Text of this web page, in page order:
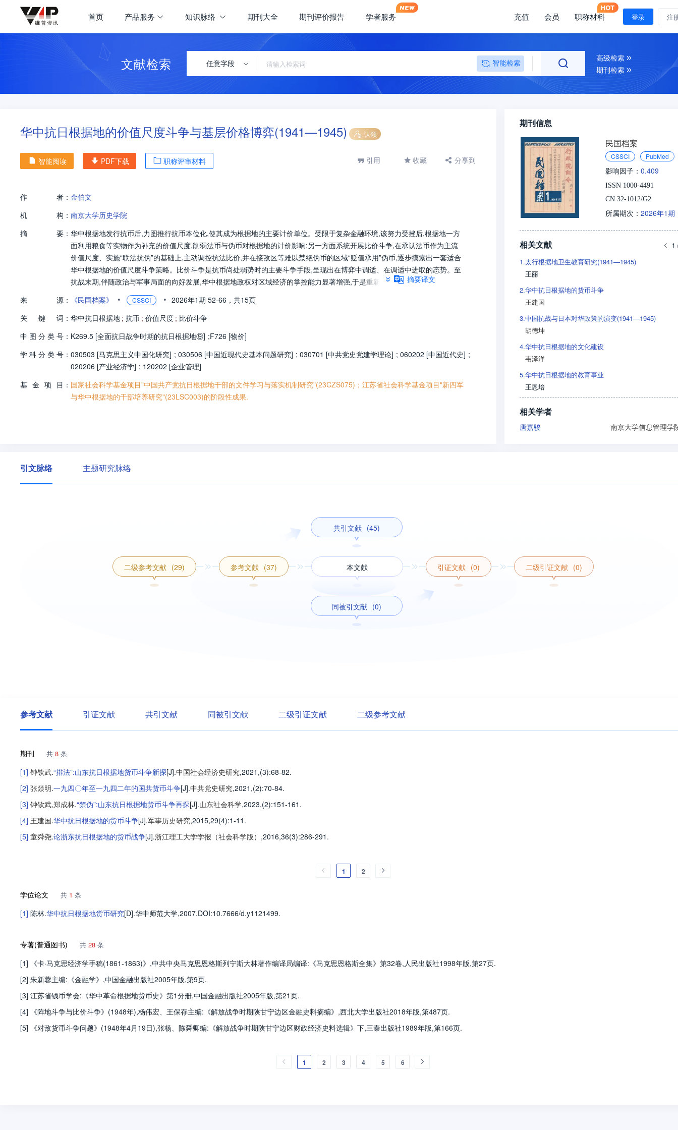
首页 产品服务 知识脉络 期刊大全 期刊评价报告 学者服务 充值 会员 职称材料 登录 注
文献检索 任意字段 智能检索
高级检索
期刊检索
华中抗日根据地的价值尺度斗争与基层价格博弈(1941—1945) 认领
智能阅读 PDF下载 职称评审材料 引用 收藏 分享到
作 者： 金伯文
机
构： 南京大学历史学院
摘
要： 华中根据地发行抗币后,力图推行抗币本位化,使其成为根据地的主要计价单位。受限于复杂金融环境,该努力受挫后,根据地一方
面利用粮食等实物作为补充的价值尺度,削弱法币与伪币对根据地的计价影响;另一方面系统开展比价斗争,在承认法币作为主流
价值尺度、实施“联法抗伪”的基础上,主动调控抗法比价,并在接敌区等难以禁绝伪币的区域“贬值承用”伪币,逐步摸索出一套适合
华中根据地的价值尺度斗争策略。比价斗争是抗币尚处弱势时的主要斗争手段,呈现出在博弈中调适、在调适中进取的态势。至
抗战末期,伴随政治与军事局面的向好发展,华中根据地政权对区域经济的掌控能力显著增强,于是重新打响推动抗币本位化的“标
价斗争”。在这一过程中,中共所擅长的政治攻势在基层定价权的争夺中逐渐发挥重要作用。
摘要译文
来 源： 《民国档案》 • CSSCI • 2026年1期 52-66， 共15页
关
键 词： 华中抗日根据地 ; 抗币 ; 价值尺度 ; 比价斗争
中 图 分 类 号： K269.5 [全面抗日战争时期的抗日根据地⑨] ;F726 [物价]
学 科 分 类 号： 030503 [马克思主义中国化研究] ; 030506 [中国近现代史基本问题研究] ; 030701 [中共党史党建学理论] ; 060202 [中国近代史] ;
020206 [产业经济学] ; 120202 [企业管理]
基 金 项 目： 国家社会科学基金项目"中国共产党抗日根据地干部的文件学习与落实机制研究"(23CZS075)；江苏省社会科学基金项目"新四军
与华中根据地的干部培养研究"(23LSC003)的阶段性成果.
期刊信息
民国档案
CSSCI PubMed
影响因子： 0.409
ISSN 1000-4491
CN 32-1012/G2
所属期次： 2026年1期
相关文献 1
1.太行根据地卫生教育研究(1941—1945)
王丽
2.华中抗日根据地的货币斗争
王建国
3.中国抗战与日本对华政策的演变(1941—1945)
胡德坤
4.华中抗日根据地的文化建设
韦泽洋
5.华中抗日根据地的教育事业
王恩培
相关学者
唐嘉骏 南京大学信息管理学
引文脉络 主题研究脉络
二级参考文献 (29) 参考文献 (37)
共引文献 (45)
本文献
同被引文献 (0)
引证文献 (0) 二级引证文献 (0)
参考文献 引证文献 共引文献 同被引文献 二级引证文献 二级参考文献
期刊 共 8 条
[1] 钟钦武.“排法”:山东抗日根据地货币斗争新探[J].中国社会经济史研究,2021,(3):68-82.
[2] 张燚明.一九四〇年至一九四二年的国共货币斗争[J].中共党史研究,2021,(2):70-84.
[3] 钟钦武,郑成林.“禁伪”:山东抗日根据地货币斗争再探[J].山东社会科学,2023,(2):151-161 .
[4] 王建国.华中抗日根据地的货币斗争[J].军事历史研究,2015,29(4):1-11 .
[5] 童舜尧.论浙东抗日根据地的货币战争[J].浙江理工大学学报（社会科学版） ,2016,36(3):286-291 .
1 2
学位论文 共 1 条
[1] 陈林.华中抗日根据地货币研究[D].华中师范大学,2007.DOI:10.7666/d.y1121499.
专著(普通图书) 共 28 条
[1] 《卡·马克思经济学手稿(1861-1863)》,中共中央马克思恩格斯列宁斯大林著作编译局编译:《马克思恩格斯全集》第32卷,人民出版社1998年版,第27页.
[2] 朱新蓉主编:《金融学》,中国金融出版社2005年版,第9页.
[3] 江苏省钱币学会:《华中革命根据地货币史》第1分册,中国金融出版社2005年版,第21页.
[4] 《阵地斗争与比价斗争》(1948年),杨伟宏、王保存主编:《解放战争时期陕甘宁边区金融史料摘编》,西北大学出版社2018年版,第487页.
[5] 《对敌货币斗争问题》(1948年4月19日),张杨、陈舜卿编:《解放战争时期陕甘宁边区财政经济史料选辑》下,三秦出版社1989年版,第166页.
1 2 3 4 5 6